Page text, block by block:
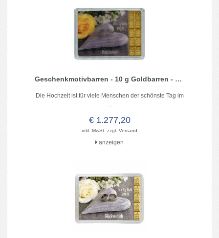
Geschenkmotivbarren - 10 g Goldbarren - Hochzeit
Die Hochzeit ist für viele Menschen der schönste Tag im
...
€ 1.277,20
anzeigen
inkl. MwSt. zzgl. Versand